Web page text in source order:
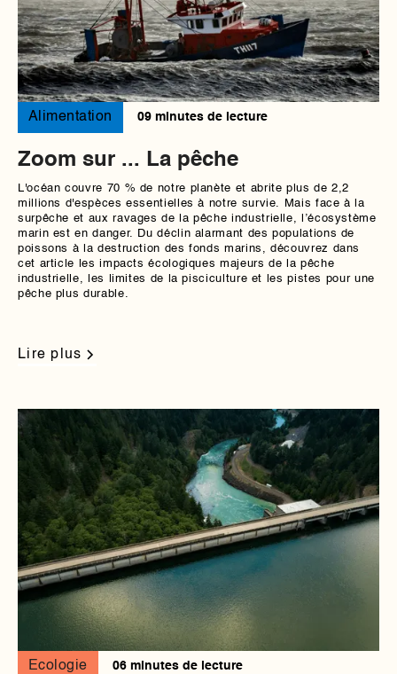
Alimentation 09 minutes de lecture
Zoom sur ... La pêche
L'océan couvre 70 % de notre planète et abrite plus de 2,2
millions d'espèces essentielles à notre survie. Mais face à la
surpêche et aux ravages de la pêche industrielle, l’écosystème
marin est en danger. Du déclin alarmant des populations de
poissons à la destruction des fonds marins, découvrez dans
cet article les impacts écologiques majeurs de la pêche
industrielle, les limites de la pisciculture et les pistes pour une
pêche plus durable.
Lire plus
Ecologie 06 minutes de lecture